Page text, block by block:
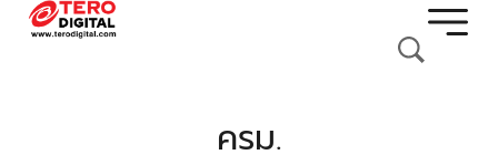
ครม.